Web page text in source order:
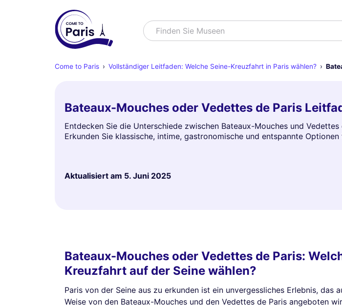
SuchenFinden Sie Museen
Come to Paris Vollständiger Leitfaden: Welche Seine-Kreuzfahrt in Paris wählen?
Bateaux-Mouches oder Vedettes de Paris
Entdecken Sie die Unterschiede zwischen Bateaux-Mouches und
Erkunden Sie klassische, intime, gastronomische und entspannte
Aktualisiert am 5. Juni 2025
Bateaux-Mouches oder Vedettes de Paris:
Kreuzfahrt auf der Seine wählen?
Paris von der Seine aus zu erkunden ist ein unvergessliches Erlebnis, das
Weise von den Bateaux-Mouches und den Vedettes de Paris angeboten